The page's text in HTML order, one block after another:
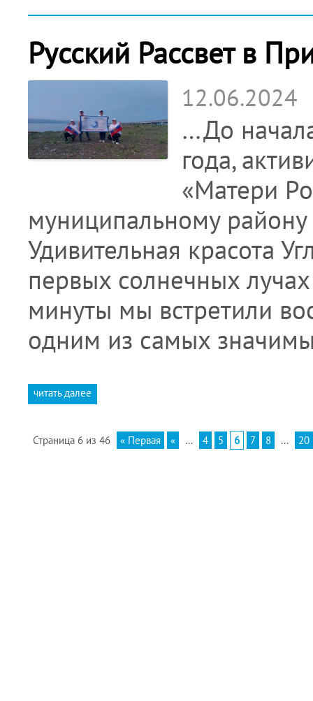
Русский Рассвет в
12.06.2024
…До
года,
«Матери
муниципальному району
Удивительная красота
первых солнечных
минуты мы встретили
одним из самых
читать далее
Страница 6 из 46 « Первая « ... 4 5 6 7 8 ... 20